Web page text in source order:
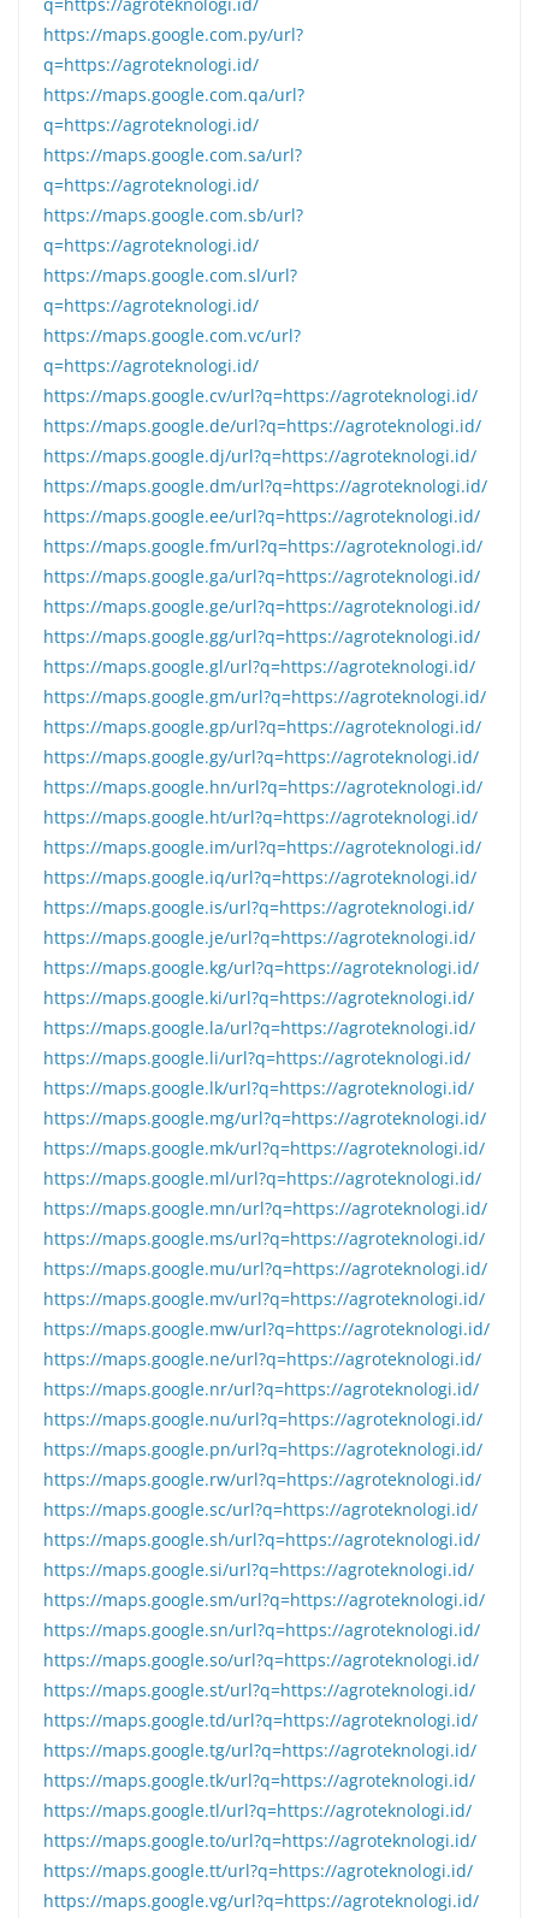
https://maps.google.com.py/url?
q=https://agroteknologi.id/
https://maps.google.com.qa/url?
q=https://agroteknologi.id/
https://maps.google.com.sa/url?
q=https://agroteknologi.id/
https://maps.google.com.sb/url?
q=https://agroteknologi.id/
https://maps.google.com.sl/url?
q=https://agroteknologi.id/
https://maps.google.com.vc/url?
q=https://agroteknologi.id/
https://maps.google.cv/url?q=https://agroteknologi.id/
https://maps.google.de/url?q=https://agroteknologi.id/
https://maps.google.dj/url?q=https://agroteknologi.id/
https://maps.google.dm/url?q=https://agroteknologi.id/
https://maps.google.ee/url?q=https://agroteknologi.id/
https://maps.google.fm/url?q=https://agroteknologi.id/
https://maps.google.ga/url?q=https://agroteknologi.id/
https://maps.google.ge/url?q=https://agroteknologi.id/
https://maps.google.gg/url?q=https://agroteknologi.id/
https://maps.google.gl/url?q=https://agroteknologi.id/
https://maps.google.gm/url?q=https://agroteknologi.id/
https://maps.google.gp/url?q=https://agroteknologi.id/
https://maps.google.gy/url?q=https://agroteknologi.id/
https://maps.google.hn/url?q=https://agroteknologi.id/
https://maps.google.ht/url?q=https://agroteknologi.id/
https://maps.google.im/url?q=https://agroteknologi.id/
https://maps.google.iq/url?q=https://agroteknologi.id/
https://maps.google.is/url?q=https://agroteknologi.id/
https://maps.google.je/url?q=https://agroteknologi.id/
https://maps.google.kg/url?q=https://agroteknologi.id/
https://maps.google.ki/url?q=https://agroteknologi.id/
https://maps.google.la/url?q=https://agroteknologi.id/
https://maps.google.li/url?q=https://agroteknologi.id/
https://maps.google.lk/url?q=https://agroteknologi.id/
https://maps.google.mg/url?q=https://agroteknologi.id/
https://maps.google.mk/url?q=https://agroteknologi.id/
https://maps.google.ml/url?q=https://agroteknologi.id/
https://maps.google.mn/url?q=https://agroteknologi.id/
https://maps.google.ms/url?q=https://agroteknologi.id/
https://maps.google.mu/url?q=https://agroteknologi.id/
https://maps.google.mv/url?q=https://agroteknologi.id/
https://maps.google.mw/url?q=https://agroteknologi.id/
https://maps.google.ne/url?q=https://agroteknologi.id/
https://maps.google.nr/url?q=https://agroteknologi.id/
https://maps.google.nu/url?q=https://agroteknologi.id/
https://maps.google.pn/url?q=https://agroteknologi.id/
https://maps.google.rw/url?q=https://agroteknologi.id/
https://maps.google.sc/url?q=https://agroteknologi.id/
https://maps.google.sh/url?q=https://agroteknologi.id/
https://maps.google.si/url?q=https://agroteknologi.id/
https://maps.google.sm/url?q=https://agroteknologi.id/
https://maps.google.sn/url?q=https://agroteknologi.id/
https://maps.google.so/url?q=https://agroteknologi.id/
https://maps.google.st/url?q=https://agroteknologi.id/
https://maps.google.td/url?q=https://agroteknologi.id/
https://maps.google.tg/url?q=https://agroteknologi.id/
https://maps.google.tk/url?q=https://agroteknologi.id/
https://maps.google.tl/url?q=https://agroteknologi.id/
https://maps.google.to/url?q=https://agroteknologi.id/
https://maps.google.tt/url?q=https://agroteknologi.id/
https://maps.google.vg/url?q=https://agroteknologi.id/